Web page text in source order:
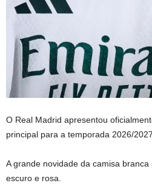
O Real Madrid apresentou
principal para a temporada 2026/
A grande novidade da camisa
escuro e rosa.